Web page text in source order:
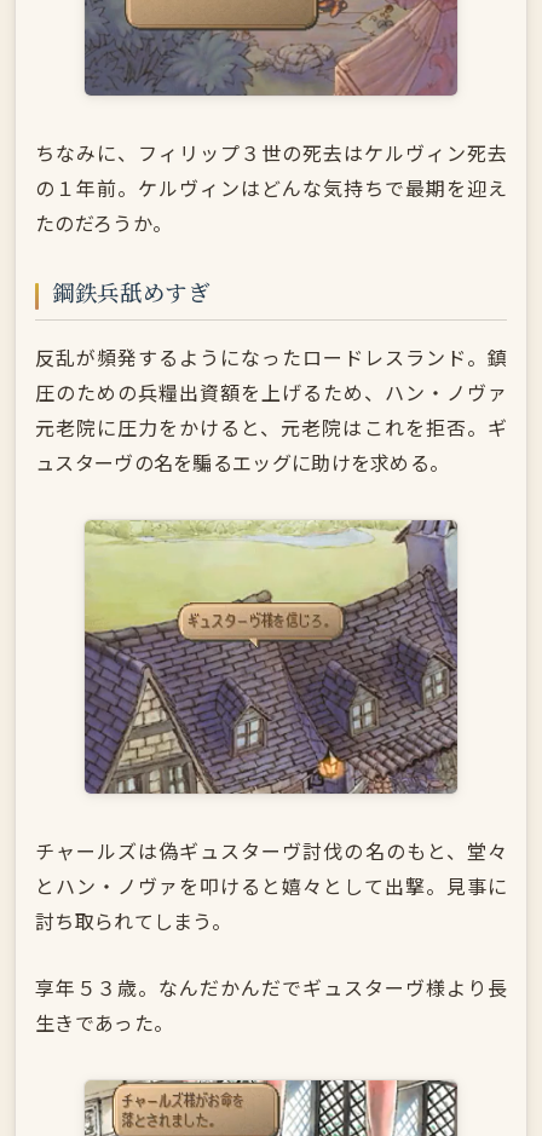
ちなみに、フィリップ３世の死去はケルヴィン死去
の１年前。ケルヴィンはどんな気持ちで最期を迎え
たのだろうか。
鋼鉄兵舐めすぎ
反乱が頻発するようになったロードレスランド。鎮
圧のための兵糧出資額を上げるため、ハン・ノヴァ
元老院に圧力をかけると、元老院はこれを拒否。ギ
ュスターヴの名を騙るエッグに助けを求める。
チャールズは偽ギュスターヴ討伐の名のもと、堂々
とハン・ノヴァを叩けると嬉々として出撃。見事に
討ち取られてしまう。
享年５３歳。なんだかんだでギュスターヴ様より長
生きであった。